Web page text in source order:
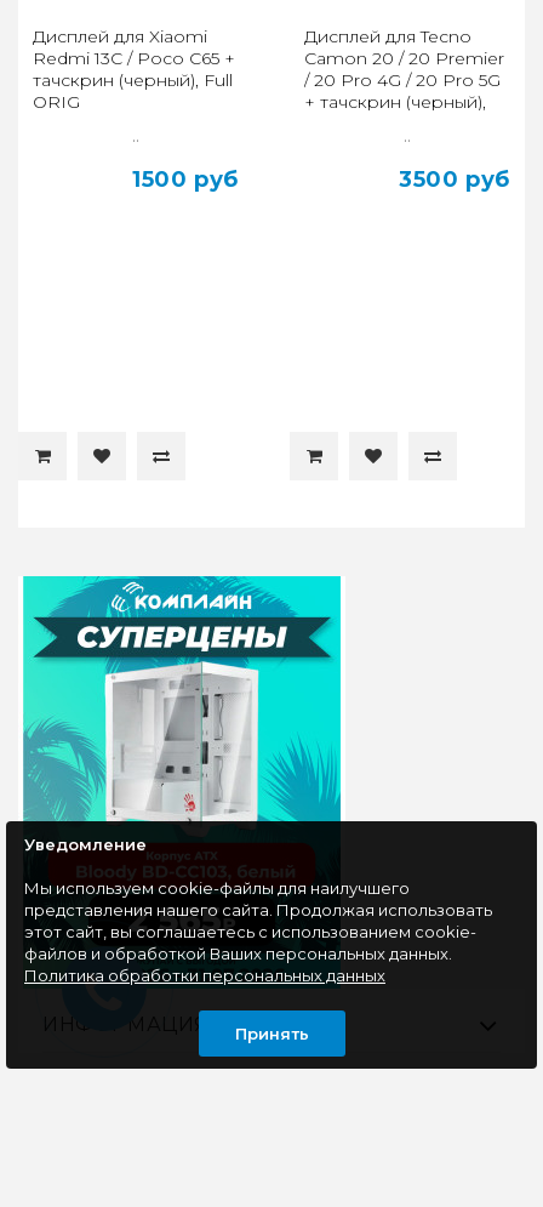
Дисплей для Xiaomi
Redmi 13C / Poco C65 +
тачскрин (черный), Full
ORIG
..
1500 руб
Дисплей для Tecno
Camon 20 / 20 Premier
/ 20 Pro 4G / 20 Pro 5G
+ тачскрин (черный),
..
3500 руб
Уведомление
Мы используем cookie-файлы для наилучшего
представления нашего сайта. Продолжая использовать
этот сайт, вы соглашаетесь с использованием cookie-
файлов и обработкой Ваших персональных данных.
Политика обработки персональных данных
Принять